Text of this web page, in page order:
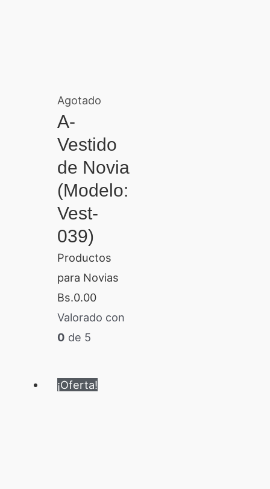
Agotado
A-
Vestido
de Novia
(Modelo:
Vest-
039)
Productos
para Novias
Bs.0.00
Valorado con
0 de 5
¡Oferta!
El